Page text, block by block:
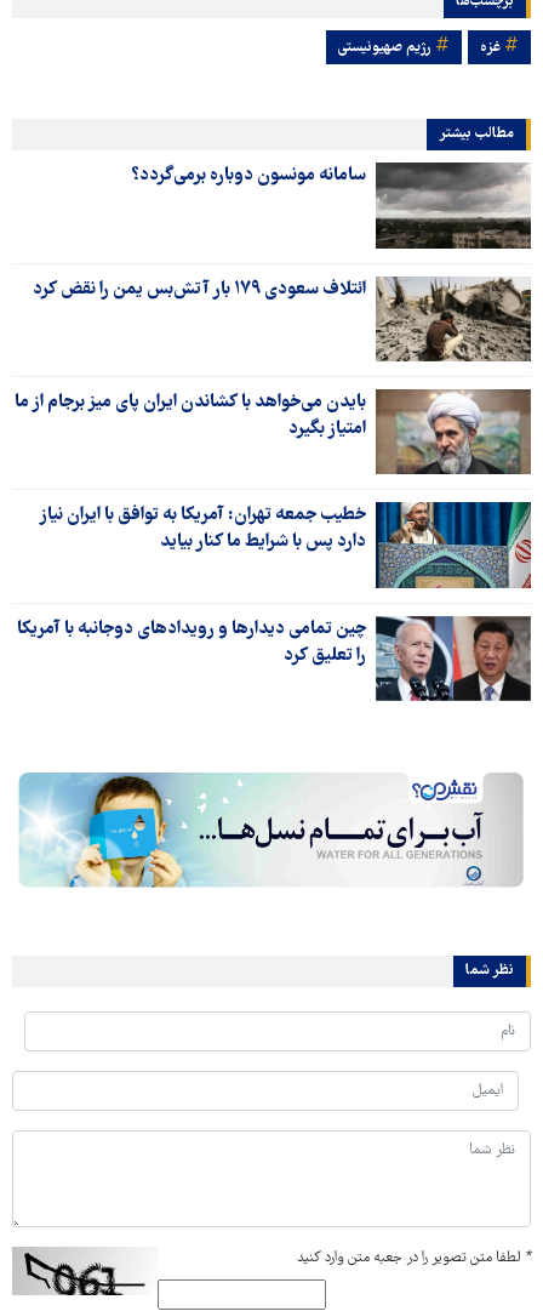
غزه رژیم صهیونیستی
مطالب بیشتر
سامانه مونسون دوباره برمی‌گردد؟
ائتلاف سعودی ۱۷۹ بار آتش‌بس یمن را نقض کرد
بایدن می‌خواهد با کشاندن ایران پای میز برجام از ما
امتیاز بگیرد
خطیب جمعه تهران: آمریکا به توافق با ایران نیاز
دارد پس با شرایط ما کنار بیاید
چین تمامی دیدارها و رویدادهای دوجانبه با آمریکا
را تعلیق کرد
نظر شما
* لطفا متن تصویر را در جعبه متن وارد کنید